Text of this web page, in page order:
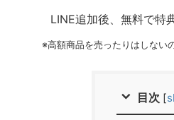
LINE追加後、無料で特
※高額商品を売ったりはしない
目次 [